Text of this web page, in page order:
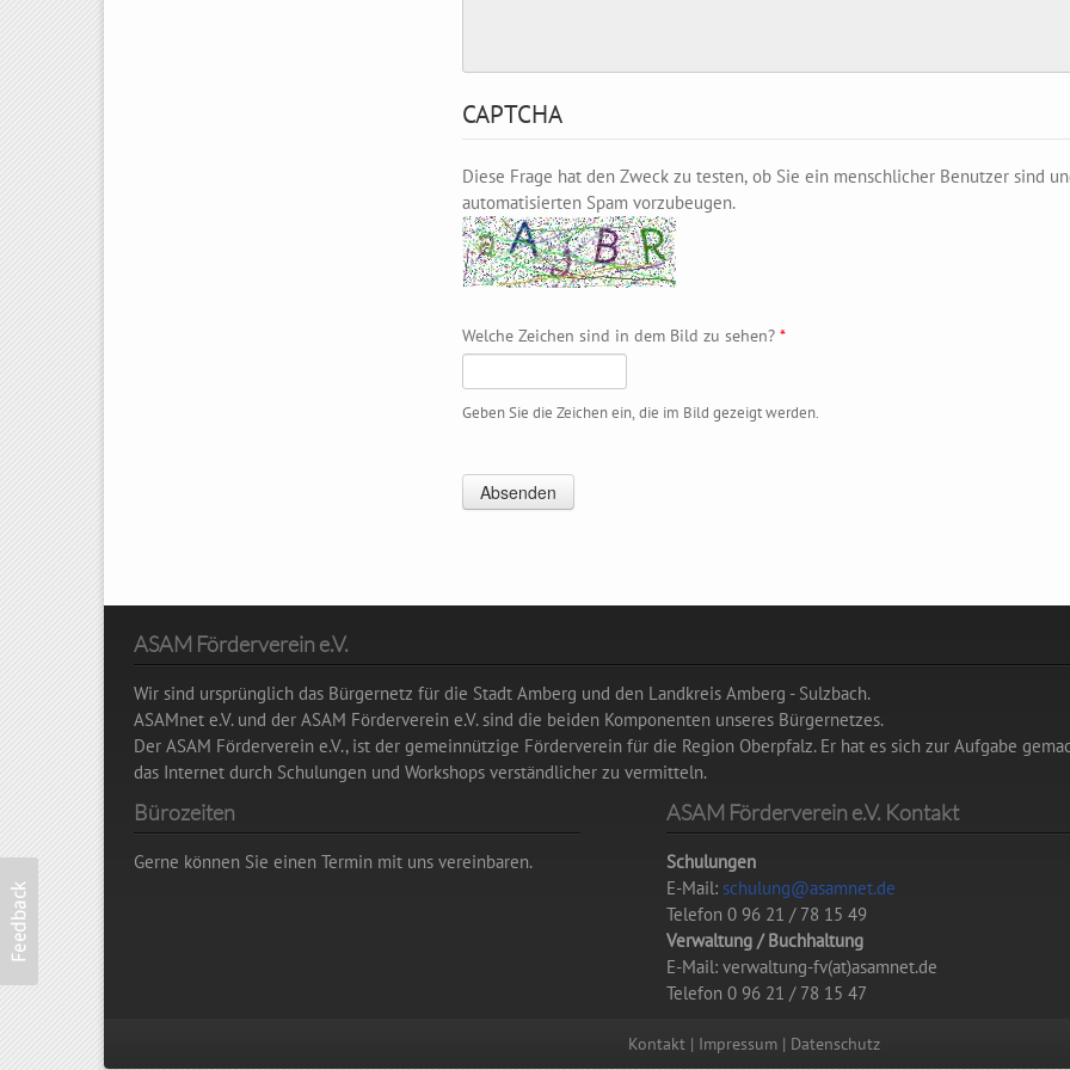
CAPTCHA
Diese Frage hat den Zweck zu testen, ob Sie ein menschlicher Benutzer sind
automatisierten Spam vorzubeugen.
Welche Zeichen sind in dem Bild zu sehen? *
Geben Sie die Zeichen ein, die im Bild gezeigt werden.
ASAM Förderverein e.V.
Wir sind ursprünglich das Bürgernetz für die Stadt Amberg und den Landkreis Amberg - Sulzbach.
ASAMnet e.V. und der ASAM Förderverein e.V. sind die beiden Komponenten unseres Bürgernetzes.
Der ASAM Förderverein e.V., ist der gemeinnützige Förderverein für die Region Oberpfalz. Er hat es sich zur Aufgabe
das Internet durch Schulungen und Workshops verständlicher zu vermitteln.
Bürozeiten
Gerne können Sie einen Termin mit uns vereinbaren.
ASAM Förderverein e.V. Kontakt
Schulungen
E-Mail:schulung@asamnet.de
Telefon 0 96 21 / 78 15 49
Verwaltung / Buchhaltung
E-Mail: verwaltung-fv(at)asamnet.de
Telefon 0 96 21 / 78 15 47
Kontakt | Impressum | Datenschutz